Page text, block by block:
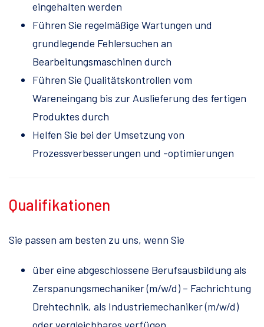
eingehalten werden
Führen Sie regelmäßige Wartungen und
grundlegende Fehlersuchen an
Bearbeitungsmaschinen durch
Führen Sie Qualitätskontrollen vom
Wareneingang bis zur Auslieferung des fertigen
Produktes durch
Helfen Sie bei der Umsetzung von
Prozessverbesserungen und -optimierungen
Qualifikationen
Sie passen am besten zu uns, wenn Sie
über eine abgeschlossene Berufsausbildung als
Zerspanungsmechaniker (m/w/d) – Fachrichtung
Drehtechnik, als Industriemechaniker (m/w/d)